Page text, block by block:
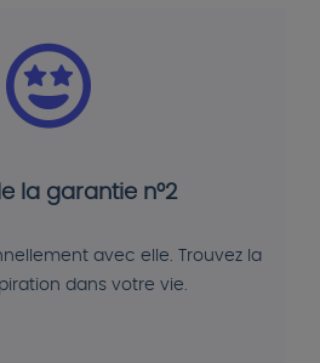
la garantie n°2
avec elle. Trouvez la
dans votre vie.